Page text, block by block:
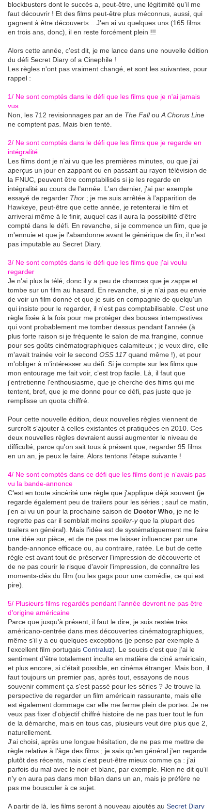
blockbusters dont le succès a, peut-être, une légitimité qu'il me
faut découvrir ! Et des films peut-être plus méconnus, aussi, qui
gagnent à être découverts... J'en ai vu quelques uns (165 films
en trois ans, donc), il en reste forcément plein !!!
Alors cette année, c'est dit, je me lance dans une nouvelle édition
du défi Secret Diary of a Cinephile !
Les règles n'ont pas vraiment changé, et sont les suivantes, pour
rappel :
1/ Ne sont comptés dans le défi que les films que je n'ai jamais
vus
Non, les 712 revisionnages par an de The Fallou A Chorus Line
ne comptent pas. Mais bien tenté.
2/ Ne sont comptés dans le défi que les films que je regarde en
intégralité
Les films dont je n'ai vu que les premières minutes, ou que j'ai
aperçus un jour en zappant ou en passant au rayon télévision de
la FNUC, peuvent être comptabilisés si je les regarde en
intégralité au cours de l'année. L'an dernier, j'ai par exemple
essayé de regarder Thor ; je me suis arrêtée à l'apparition de
Hawkeye, peut-être que cette année, je retenterai le film et
arriverai même à le finir, auquel cas il aura la possibilité d'être
compté dans le défi. En revanche, si je commence un film, que je
m'ennuie et que je l'abandonne avant le générique de fin, il n'est
pas imputable au Secret Diary.
3/ Ne sont comptés dans le défi que les films que j'ai voulu
regarder
Je n'ai plus la télé, donc il y a peu de chances que je zappe et
tombe sur un film au hasard. En revanche, si je n'ai pas eu envie
de voir un film donné et que je suis en compagnie de quelqu'un
qui insiste pour le regarder, il n'est pas comptabilisable. C'est une
règle fixée à la fois pour me protéger des bouses intempestives
qui vont probablement me tomber dessus pendant l'année (à
plus forte raison si je fréquente le salon de ma frangine, connue
pour ses goûts cinématographiques calamiteux ; je veux dire, elle
m'avait trainée voir le second OSS 117quand même !), et pour
m'obliger à m'intéresser au défi. Si je compte sur les films que
mon entourage me fait voir, c'est trop facile. Là, il faut que
j'entretienne l'enthousiasme, que je cherche des films qui me
tentent, bref, que je me donne pour ce défi, pas juste que je
remplisse un quota chiffré.
Pour cette nouvelle édition, deux nouvelles règles viennent de
surcroît s'ajouter à celles existantes et pratiquées en 2010. Ces
deux nouvelles règles devraient aussi augmenter le niveau de
difficulté, parce qu'on sait tous à présent que, regarder 95 films
en un an, je peux le faire. Alors tentons l'étape suivante !
4/ Ne sont comptés dans ce défi que les films dont je n'avais pas
vu la bande-annonce
C'est en toute sincérité une règle que j'applique déjà souvent (je
regarde également peu de trailers pour les séries ; sauf ce matin,
j'en ai vu un pour la prochaine saison de Doctor Who , je ne le
regrette pas car il semblait moins spoiler-yque la plupart des
trailers en général). Mais l'idée est de systématiquement me faire
une idée sur pièce, et de ne pas me laisser influencer par une
bande-annonce efficace ou, au contraire, ratée. Le but de cette
règle est avant tout de préserver l'impression de découverte et
de ne pas courir le risque d'avoir l'impression, de connaître les
moments-clés du film (ou les gags pour une comédie, ce qui est
pire).
5/ Plusieurs films regardés pendant l'année devront ne pas être
d'origine américaine
Parce que jusqu'à présent, il faut le dire, je suis restée très
américano-centrée dans mes découvertes cinématographiques,
même s'il y a eu quelques exceptions (je pense par exemple à
l'excellent film portugais Contraluz). Le soucis c'est que j'ai le
sentiment d'être totalement inculte en matière de ciné américain,
et plus encore, si c'était possible, en cinéma étranger. Mais bon, il
faut toujours un premier pas, après tout, essayons de nous
souvenir comment ça s'est passé pour les séries ? Je trouve la
perspective de regarder un film américain rassurante, mais elle
est également dommage car elle me ferme plein de portes. Je ne
veux pas fixer d'objectif chiffré histoire de ne pas tuer tout le fun
de la démarche, mais en tous cas, plusieurs veut dire plus que 2,
naturellement.
J'ai choisi, après une longue hésitation, de ne pas me mettre de
règle relative à l'âge des films ; je sais qu'en général j'en regarde
plutôt des récents, mais c'est peut-être mieux comme ça : j'ai
parfois du mal avec le noir et blanc, par exemple. Rien ne dit qu'il
n'y en aura pas dans mon bilan dans un an, mais je préfère ne
pas me bousculer à ce sujet.
A partir de là, les films seront à nouveau ajoutés au Secret Diary